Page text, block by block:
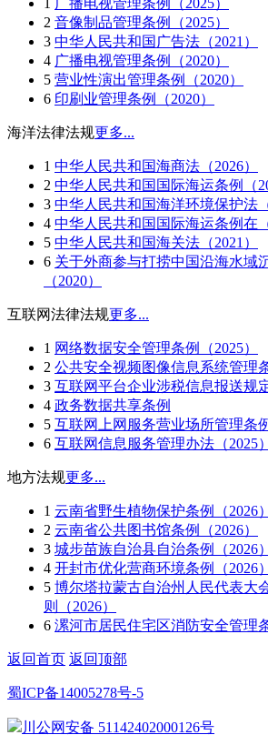
1 广播电视管理条例（2025）
2 音像制品管理条例（2025）
3 中华人民共和国广告法（2021）
4 广播电视管理条例（2020）
5 营业性演出管理条例（2020）
6 印刷业管理条例（2020）
海洋法律法规更多...
1 中华人民共和国海商法（2026）
2 中华人民共和国国际海运条例（
3 中华人民共和国海洋环境保护法（
4 中华人民共和国国际海运条例在（
5 中华人民共和国海关法（2021）
6 关于外商参与打捞中国沿海水域
（2020）
互联网法律法规更多...
1 网络数据安全管理条例（2025）
2 公共安全视频图像信息系统管理
3 互联网平台企业涉税信息报送规
4 政务数据共享条例
5 互联网上网服务营业场所管理条例
6 互联网信息服务管理办法（2025）
地方法规更多...
1 云南省野生植物保护条例（2026）
2 云南省公共图书馆条例（2026）
3 城步苗族自治县自治条例（2026）
4 开封市优化营商环境条例（2026）
5 博尔塔拉蒙古自治州人民代表大
则（2026）
6 漯河市居民住宅区消防安全管理
返回首页 返回顶部
蜀ICP备14005278号-5
川公网安备 51142402000126号